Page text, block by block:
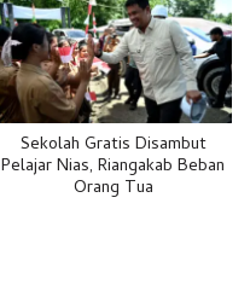
Sekolah Gratis Disambut
Pelajar Nias, Riangakab Beban
Orang Tua